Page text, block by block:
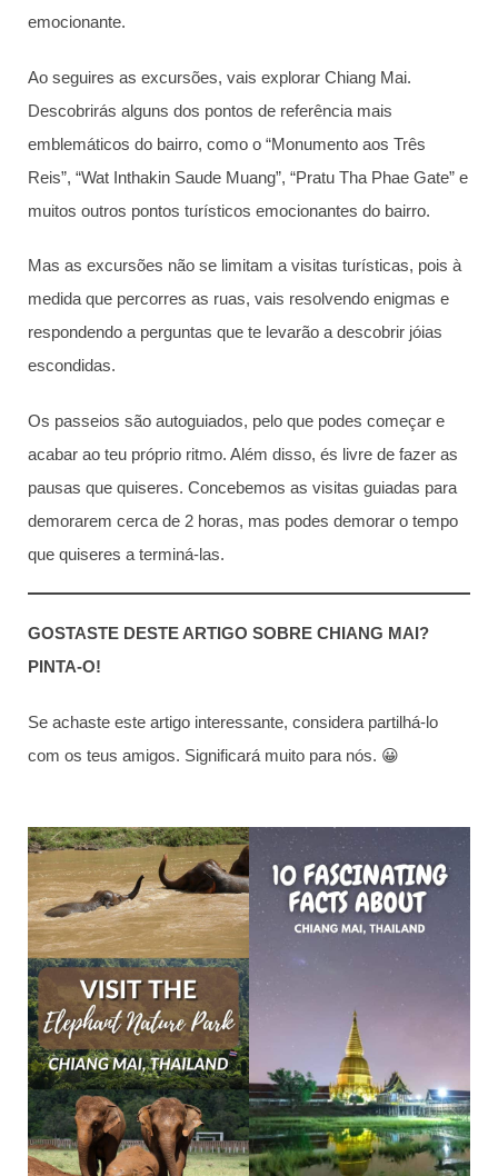
emocionante.
Ao seguires as excursões, vais explorar Chiang Mai.
Descobrirás alguns dos pontos de referência mais
emblemáticos do bairro, como o “Monumento aos Três
Reis”, “Wat Inthakin Saude Muang”, “Pratu Tha Phae Gate” e
muitos outros pontos turísticos emocionantes do bairro.
Mas as excursões não se limitam a visitas turísticas, pois à
medida que percorres as ruas, vais resolvendo enigmas e
respondendo a perguntas que te levarão a descobrir jóias
escondidas.
Os passeios são autoguiados, pelo que podes começar e
acabar ao teu próprio ritmo. Além disso, és livre de fazer as
pausas que quiseres. Concebemos as visitas guiadas para
demorarem cerca de 2 horas, mas podes demorar o tempo
que quiseres a terminá-las.
GOSTASTE DESTE ARTIGO SOBRE CHIANG MAI?
PINTA-O!
Se achaste este artigo interessante, considera partilhá-lo
com os teus amigos. Significará muito para nós. 😀